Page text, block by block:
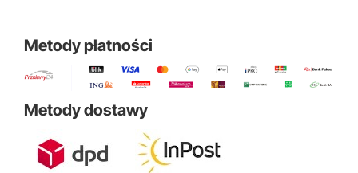
Metody płatności
Metody dostawy